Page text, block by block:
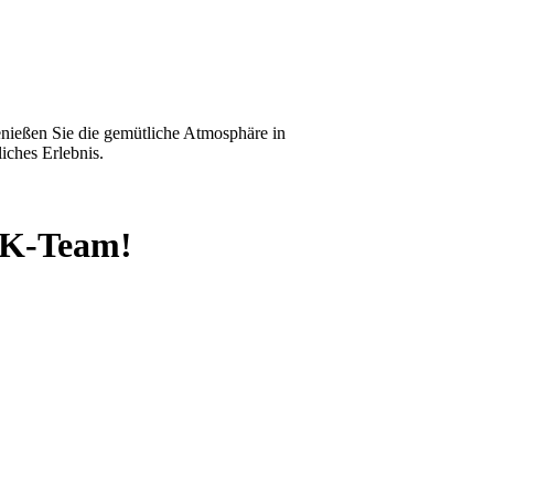
Sie die gemütliche Atmosphäre in
Erlebnis.
Team!